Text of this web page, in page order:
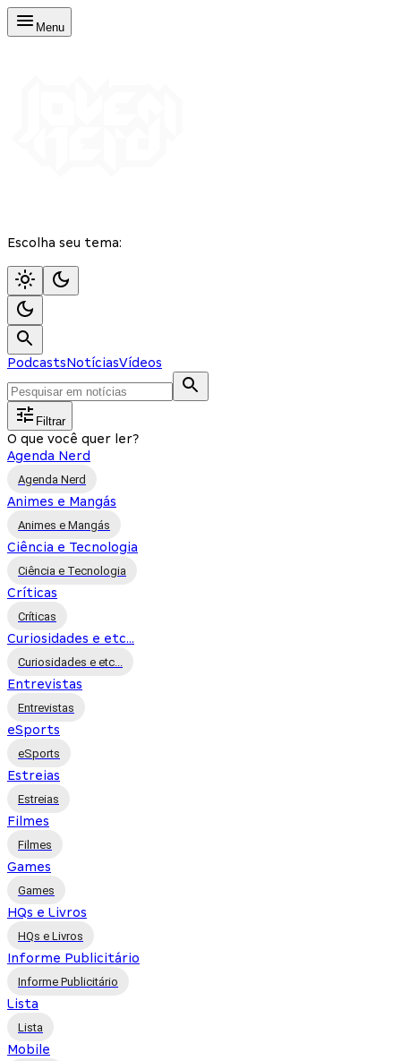
Menu
Escolha seu tema:
PodcastsNotíciasVídeos
Filtrar
O que você quer ler?
Agenda Nerd
Agenda Nerd
Animes e Mangás
Animes e Mangás
Ciência e Tecnologia
Ciência e Tecnologia
Críticas
Críticas
Curiosidades e etc...
Curiosidades e etc...
Entrevistas
Entrevistas
eSports
eSports
Estreias
Estreias
Filmes
Filmes
Games
Games
HQs e Livros
HQs e Livros
Informe Publicitário
Informe Publicitário
Lista
Lista
Mobile